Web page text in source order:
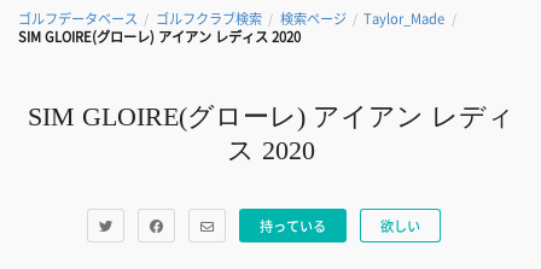
ゴルフデータベース / ゴルフクラブ検索 / 検索ページ / Taylor_Made /
SIM GLOIRE(グローレ) アイアン レディス 2020
SIM GLOIRE(グローレ) アイアン レディ
ス 2020
持っている 欲しい